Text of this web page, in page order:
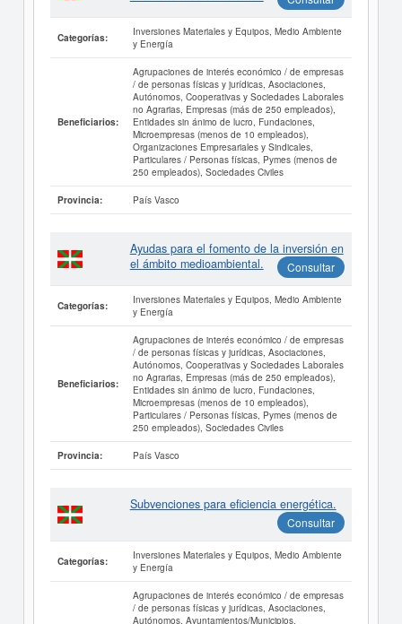
Categorías:
Inversiones Materiales y Equipos, Medio Ambiente
y Energía
Beneficiarios:
Agrupaciones de interés económico / de empresas
/ de personas físicas y jurídicas, Asociaciones,
Autónomos, Cooperativas y Sociedades Laborales
no Agrarias, Empresas (más de 250 empleados),
Entidades sin ánimo de lucro, Fundaciones,
Microempresas (menos de 10 empleados),
Organizaciones Empresariales y Sindicales,
Particulares / Personas físicas, Pymes (menos de
250 empleados), Sociedades Civiles
Provincia: País Vasco
Ayudas para el fomento de la inversión en
el ámbito medioambiental.
Consultar
Categorías:
Inversiones Materiales y Equipos, Medio Ambiente
y Energía
Beneficiarios:
Agrupaciones de interés económico / de empresas
/ de personas físicas y jurídicas, Asociaciones,
Autónomos, Cooperativas y Sociedades Laborales
no Agrarias, Empresas (más de 250 empleados),
Entidades sin ánimo de lucro, Fundaciones,
Microempresas (menos de 10 empleados),
Particulares / Personas físicas, Pymes (menos de
250 empleados), Sociedades Civiles
Provincia: País Vasco
Subvenciones para eficiencia energética.
Consultar
Categorías:
Inversiones Materiales y Equipos, Medio Ambiente
y Energía
Agrupaciones de interés económico / de empresas
/ de personas físicas y jurídicas, Asociaciones,
Autónomos, Ayuntamientos/Municipios,